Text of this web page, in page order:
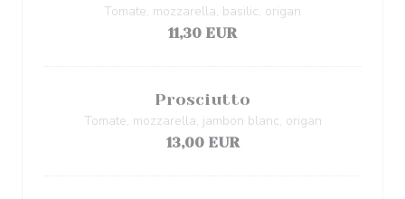
Tomate, mozzarella, basilic, origan
11,30 EUR
Prosciutto
Tomate, mozzarella, jambon blanc, origan
13,00 EUR